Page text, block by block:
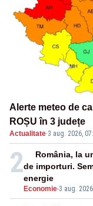
Alerte meteo de
ROȘU în 3 județe
Actualitate·3 aug. 2026,
2
Economie-3 aug.
România, la
de importuri.
energie